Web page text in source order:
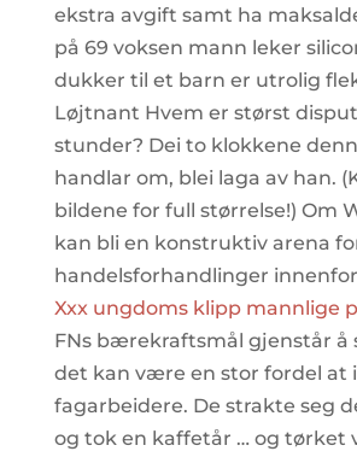
ekstra avgift samt ha
på 69 voksen mann leker
dukker til et barn er utrolig
Løjtnant Hvem er størst
stunder? Dei to klokkene
handlar om, blei laga av han.
bildene for full størrelse!) Om
kan bli en konstruktiv arena
handelsforhandlinger
Xxx ungdoms klipp mannlige
FNs bærekraftsmål gjenstår å
det kan være en stor fordel at
fagarbeidere. De strakte seg
og tok en kaffetår … og tørket